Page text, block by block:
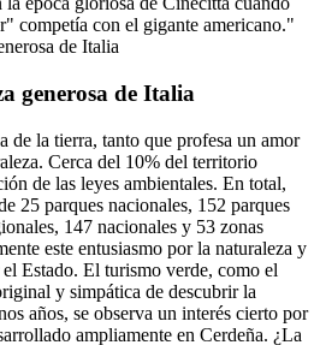
competía con el gigante americano."
generosa de Italia
de la tierra, tanto que profesa un amor
Cerca del 10% del territorio
de las leyes ambientales. En total,
25 parques nacionales, 152 parques
147 nacionales y 53 zonas
este entusiasmo por la naturaleza y
Estado. El turismo verde, como el
y simpática de descubrir la
años, se observa un interés cierto por
ampliamente en Cerdeña. ¿La